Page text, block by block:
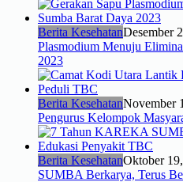
Berita KesehatanDesember
Plasmodium Menuju
2023
Berita KesehatanNovember
Pengurus Kelompok
Berita KesehatanOktober
SUMBA Berkarya, Terus